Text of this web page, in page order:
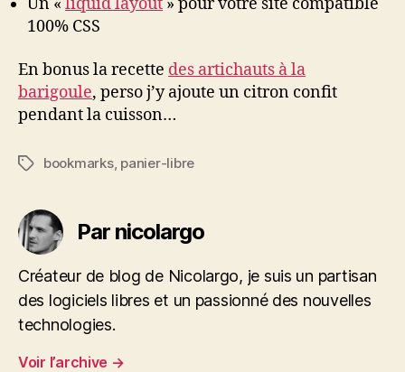
100% CSS
En bonus la recette des artichauts à la
barigoule, perso j’y ajoute un citron confit
pendant la cuisson…
Étiquettes
bookmarks, panier-libre
Par nicolargo
Créateur de blog de Nicolargo, je suis un partisan
des logiciels libres et un passionné des nouvelles
technologies.
Voir l’archive →